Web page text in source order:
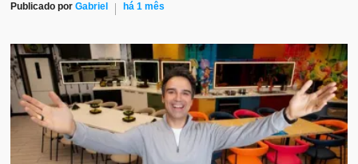
Publicado porGabriel há 1 mês